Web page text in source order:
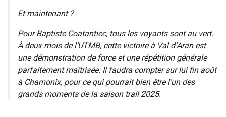
Et maintenant ?
Pour Baptiste Coatantiec, tous les voyants sont au vert.
À deux mois de l’UTMB, cette victoire à Val d’Aran est
une démonstration de force et une répétition générale
parfaitement maîtrisée. Il faudra compter sur lui fin août
à Chamonix, pour ce qui pourrait bien être l’un des
grands moments de la saison trail 2025.